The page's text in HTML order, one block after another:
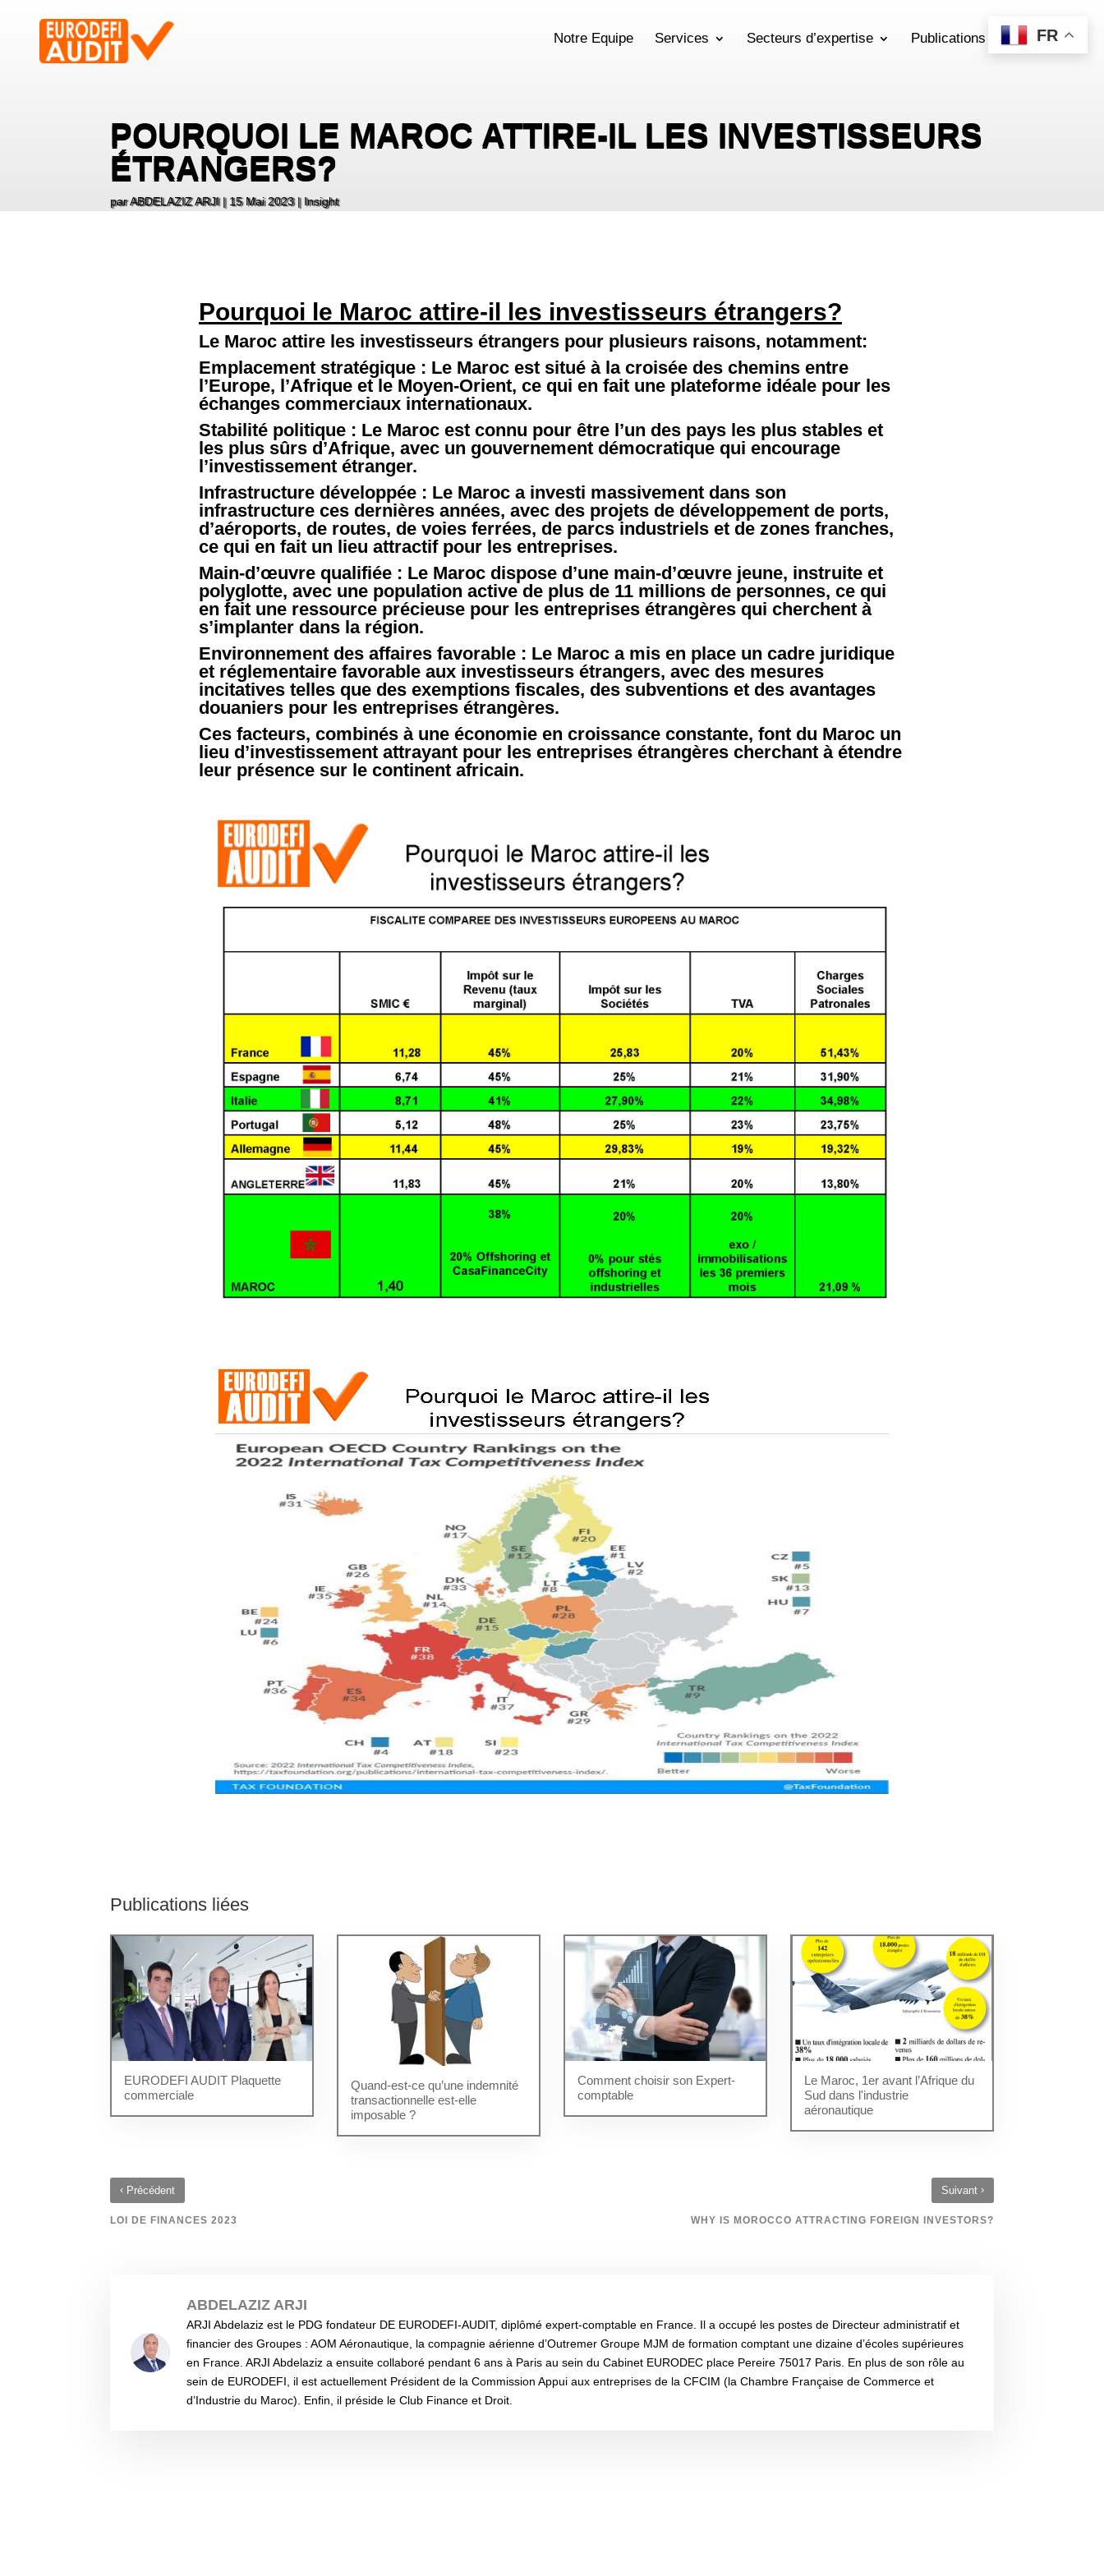
Notre Equipe Services Secteurs d’expertise Publications
POURQUOI LE MAROC ATTIRE-IL LES INVESTISSEURS
ÉTRANGERS?
parABDELAZIZ ARJI 15 Mai 2023 Insight
Pourquoi le Maroc attire-il les investisseurs étrangers?
Le Maroc attire les investisseurs étrangers pour plusieurs raisons, notamment:
Emplacement stratégique : Le Maroc est situé à la croisée des chemins entre
l’Europe, l’Afrique et le Moyen-Orient, ce qui en fait une plateforme idéale pour les
échanges commerciaux internationaux.
Stabilité politique : Le Maroc est connu pour être l’un des pays les plus stables et
les plus sûrs d’Afrique, avec un gouvernement démocratique qui encourage
l’investissement étranger.
Infrastructure développée : Le Maroc a investi massivement dans son
infrastructure ces dernières années, avec des projets de développement de ports,
d’aéroports, de routes, de voies ferrées, de parcs industriels et de zones franches,
ce qui en fait un lieu attractif pour les entreprises.
Main-d’œuvre qualifiée : Le Maroc dispose d’une main-d’œuvre jeune, instruite et
polyglotte, avec une population active de plus de 11 millions de personnes, ce qui
en fait une ressource précieuse pour les entreprises étrangères qui cherchent à
s’implanter dans la région.
Environnement des affaires favorable : Le Maroc a mis en place un cadre juridique
et réglementaire favorable aux investisseurs étrangers, avec des mesures
incitatives telles que des exemptions fiscales, des subventions et des avantages
douaniers pour les entreprises étrangères.
Ces facteurs, combinés à une économie en croissance constante, font du Maroc un
lieu d’investissement attrayant pour les entreprises étrangères cherchant à étendre
leur présence sur le continent africain.
Publications liées
EURODEFI AUDIT Plaquette
commerciale
Quand-est-ce qu’une indemnité
transactionnelle est-elle
imposable ?
Comment choisir son Expert-
comptable
Le Maroc, 1er avant l’Afrique du
Sud dans l'industrie
aéronautique
‹ Précédent
LOI DE FINANCES 2023
Suivant ›
WHY IS MOROCCO ATTRACTING FOREIGN INVESTORS?
ABDELAZIZ ARJI
ARJI Abdelaziz est le PDG fondateur DE EURODEFI-AUDIT, diplômé expert-comptable en France. Il a occupé les postes de Directeur administratif et
financier des Groupes : AOM Aéronautique, la compagnie aérienne d’Outremer Groupe MJM de formation comptant une dizaine d’écoles supérieures
en France. ARJI Abdelaziz a ensuite collaboré pendant 6 ans à Paris au sein du Cabinet EURODEC place Pereire 75017 Paris. En plus de son rôle au
sein de EURODEFI, il est actuellement Président de la Commission Appui aux entreprises de la CFCIM (la Chambre Française de Commerce et
d’Industrie du Maroc). Enfin, il préside le Club Finance et Droit.
FR